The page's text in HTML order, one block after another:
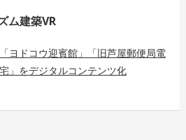
ム建築VR
ヨドコウ迎賓館」「旧芦屋郵便局電
」をデジタルコンテンツ化